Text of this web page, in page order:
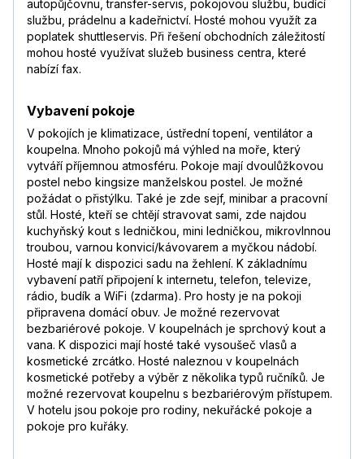
autopůjčovnu, transfer-servis, pokojovou službu, budící
službu, prádelnu a kadeřnictví. Hosté mohou využít za
poplatek shuttleservis. Při řešení obchodních záležitostí
mohou hosté využívat služeb business centra, které
nabízí fax.
Vybavení pokoje
V pokojích je klimatizace, ústřední topení, ventilátor a
koupelna. Mnoho pokojů má výhled na moře, který
vytváří příjemnou atmosféru. Pokoje mají dvoulůžkovou
postel nebo kingsize manželskou postel. Je možné
požádat o přistýlku. Také je zde sejf, minibar a pracovní
stůl. Hosté, kteří se chtějí stravovat sami, zde najdou
kuchyňský kout s ledničkou, mini ledničkou, mikrovlnnou
troubou, varnou konvicí/kávovarem a myčkou nádobí.
Hosté mají k dispozici sadu na žehlení. K základnímu
vybavení patří připojení k internetu, telefon, televize,
rádio, budík a WiFi (zdarma). Pro hosty je na pokoji
připravena domácí obuv. Je možné rezervovat
bezbariérové pokoje. V koupelnách je sprchový kout a
vana. K dispozici mají hosté také vysoušeč vlasů a
kosmetické zrcátko. Hosté naleznou v koupelnách
kosmetické potřeby a výběr z několika typů ručníků. Je
možné rezervovat koupelnu s bezbariérovým přístupem.
V hotelu jsou pokoje pro rodiny, nekuřácké pokoje a
pokoje pro kuřáky.